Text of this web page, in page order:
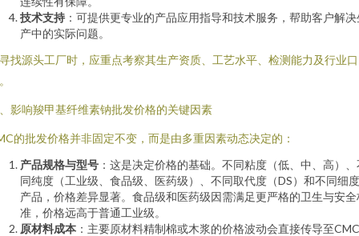
技术支持 ：可提供更专业的产品应用指导和技术服务，帮助客户解决
产中的实际问题。
找源头工厂时，应重点考察其生产资质、工艺水平、检测能力及行业口
影响羧甲基纤维素钠批发价格的关键因素
的批发价格并非固定不变，而是由多重因素动态决定的：
产品规格与型号 ：这是决定价格的基础。不同粘度（低、中、高）、
同纯度（工业级、食品级、医药级）、不同取代度（DS）和不同细
产品，价格差异显著。食品级和医药级因需满足更严格的卫生与安全
准，价格远高于普通工业级。
原材料成本 ：主要原材料精制棉或木浆的价格波动会直接传导至